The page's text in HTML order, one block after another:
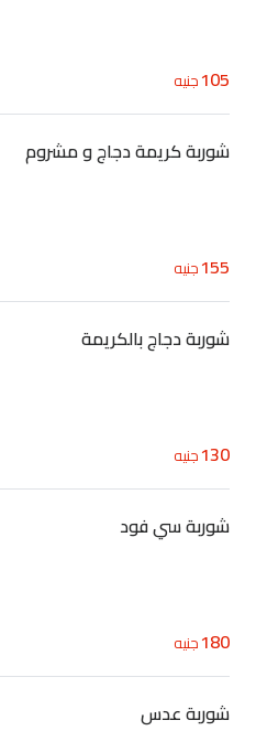
105جنيه
شوربة كريمة دجاج و مشروم
155جنيه
شوربة دجاج بالكريمة
130جنيه
شوربة سي فود
180جنيه
شوربة عدس